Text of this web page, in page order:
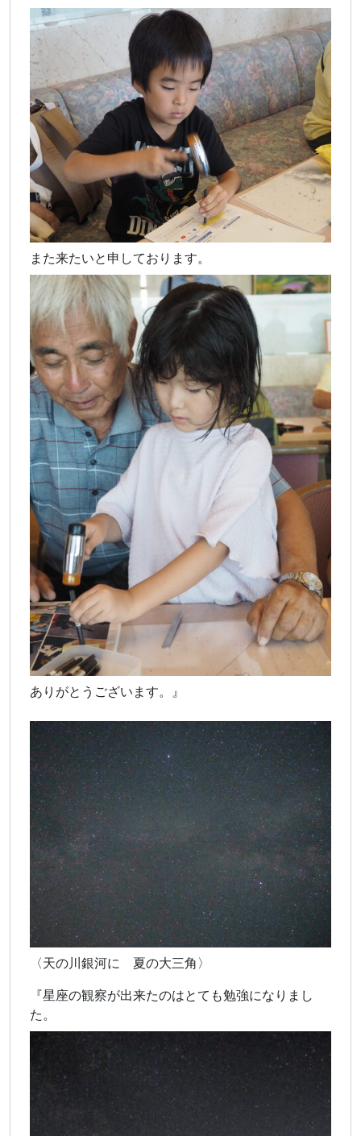
また来たいと申しております。
ありがとうございます。』
〈天の川銀河に 夏の大三角〉
『星座の観察が出来たのはとても勉強になりまし
た。